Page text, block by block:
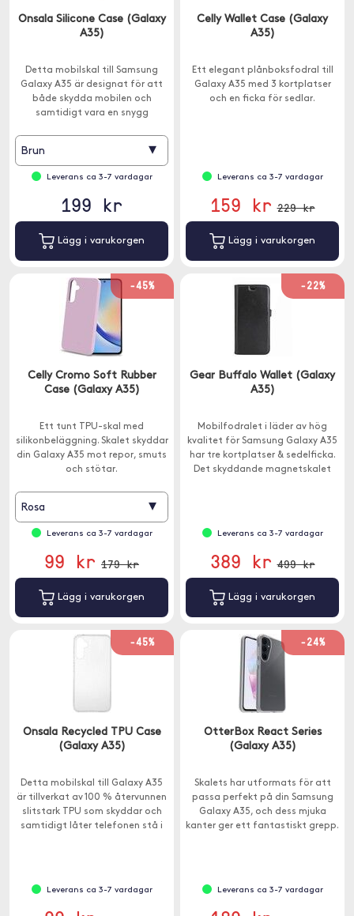
Onsala Silicone Case (Galaxy
A35)
Detta mobilskal till Samsung
Galaxy A35 är designat för att
både skydda mobilen och
samtidigt vara en snygg
Brun ▾
Leverans ca 3-7 vardagar
199 kr
Lägg i varukorgen
Celly Wallet Case (Galaxy
A35)
Ett elegant plånboksfodral till
Galaxy A35 med 3 kortplatser
och en ficka för sedlar.
Leverans ca 3-7 vardagar
159 kr 229 kr
Lägg i varukorgen
-45%
Celly Cromo Soft Rubber
Case (Galaxy A35)
Ett tunt TPU-skal med
silikonbeläggning. Skalet skyddar
din Galaxy A35 mot repor, smuts
och stötar.
Rosa ▾
Leverans ca 3-7 vardagar
99 kr 179 kr
Lägg i varukorgen
-22%
Gear Buffalo Wallet (Galaxy
A35)
Mobilfodralet i läder av hög
kvalitet för Samsung Galaxy A35
har tre kortplatser & sedelficka.
Det skyddande magnetskalet
Leverans ca 3-7 vardagar
389 kr 499 kr
Lägg i varukorgen
-45%
Onsala Recycled TPU Case
(Galaxy A35)
Detta mobilskal till Galaxy A35
är tillverkat av 100 % återvunnen
slitstark TPU som skyddar och
samtidigt låter telefonen stå i
Leverans ca 3-7 vardagar
-24%
OtterBox React Series
(Galaxy A35)
Skalets har utformats för att
passa perfekt på din Samsung
Galaxy A35, och dess mjuka
kanter ger ett fantastiskt grepp.
Leverans ca 3-7 vardagar